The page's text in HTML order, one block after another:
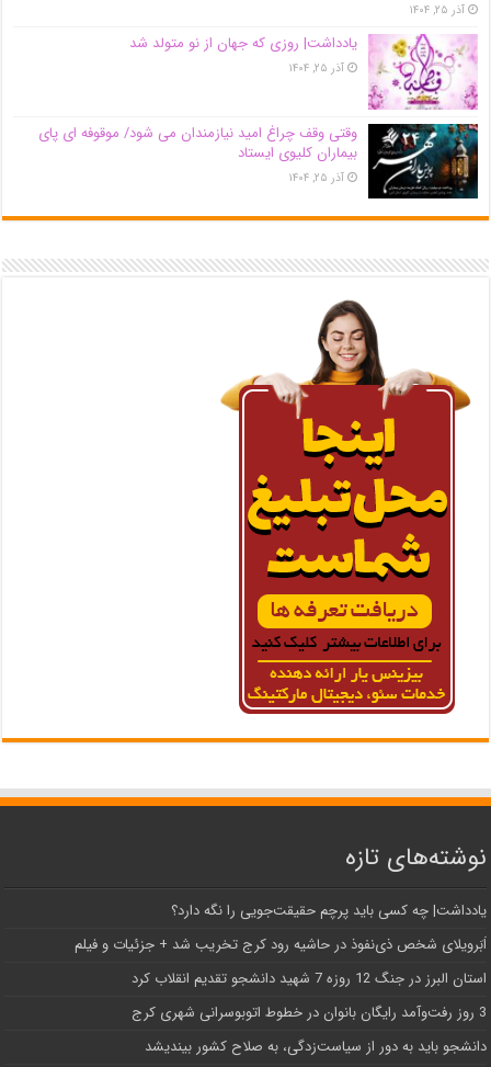
آذر ۲۵, ۱۴۰۴
یادداشت| روزی که جهان از نو متولد شد
آذر ۲۵, ۱۴۰۴
وقتی وقف چراغ امید نیازمندان می شود/ موقوفه ای پای
بیماران کلیوی ایستاد
آذر ۲۵, ۱۴۰۴
نوشته‌های تازه
یادداشت| ‌چه کسی باید پرچم حقیقت‌جویی را نگه دارد؟
اَبَر‌ویلای شخص ذی‌نفوذ در حاشیه‌ رود کرج تخریب شد + جزئیات و فیلم
استان البرز در جنگ 12 روزه 7 شهید دانشجو تقدیم انقلاب کرد
3 روز رفت‌وآمد رایگان بانوان در خطوط اتوبوسرانی شهری کرج
دانشجو باید به دور از سیاست‌زدگی، به صلاح کشور بیندیشد